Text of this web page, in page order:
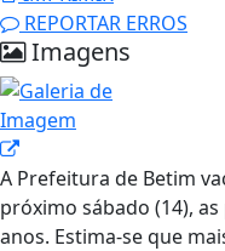
REPORTAR ERROS
Imagens
A Prefeitura de Betim
próximo sábado (14),
anos. Estima-se que